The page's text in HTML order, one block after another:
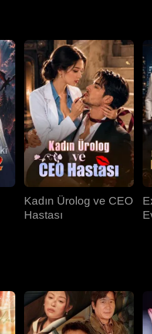
Kadın Ürolog ve CEO
Hastası